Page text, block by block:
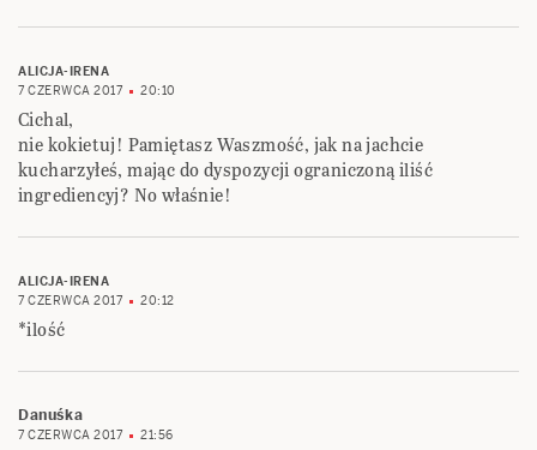
ALICJA-IRENA
7 CZERWCA 2017
20:10
Cichal,
nie kokietuj! Pamiętasz Waszmość, jak na jachcie
kucharzyłeś, mając do dyspozycji ograniczoną iliść
ingrediencyj? No właśnie!
ALICJA-IRENA
7 CZERWCA 2017
20:12
*ilość
Danuśka
7 CZERWCA 2017 21:56